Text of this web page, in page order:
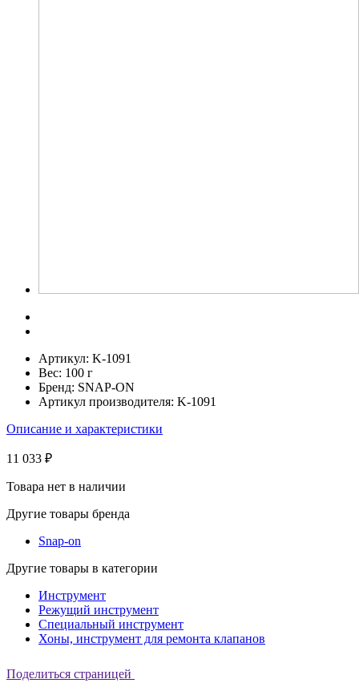
Артикул: K-1091
Вес: 100 г
Бренд: SNAP-ON
Артикул производителя: K-1091
Описание и характеристики
11 033 ₽
Товара нет в наличии
Другие товары бренда
Snap-on
Другие товары в категории
Инструмент
Режущий инструмент
Специальный инструмент
Хоны, инструмент для ремонта клапанов
Поделиться страницей